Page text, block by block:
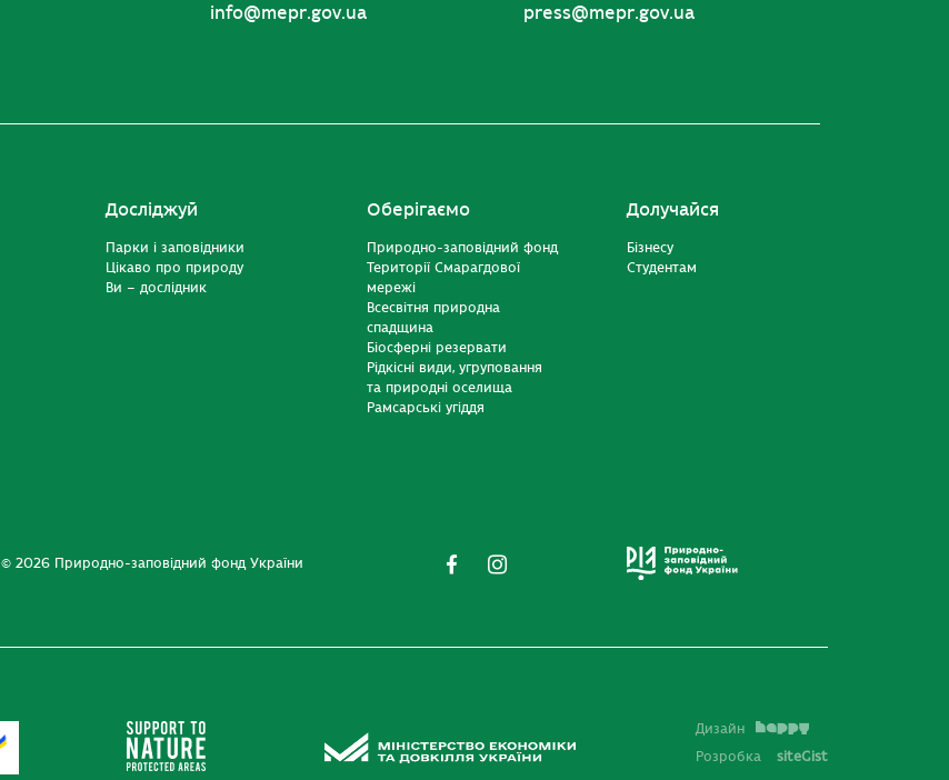
info@mepr.gov.ua press@mepr.gov.ua
Досліджуй
Парки і заповідники
Цікаво про природу
Ви – дослідник
Оберігаємо
Природно-заповідний фонд
Території Смарагдової
мережі
Всесвітня природна
спадщина
Біосферні резервати
Рідкісні види, угруповання
та природні оселища
Рамсарські угіддя
Долучайся
Бізнесу
Студентам
© 2026 Природно-заповідний фонд України
Дизайн
Розробка
siteGist